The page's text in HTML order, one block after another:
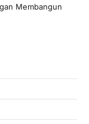
Membangun